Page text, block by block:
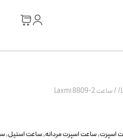
/ساعت Laxmi 8809-2
اسپرت,ساعت اسپرت مردانه,ساعت استیل,